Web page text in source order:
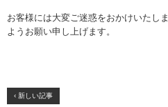
お客様には大変ご迷惑をおかけいたし
ようお願い申し上げます。
‹ 新しい記事